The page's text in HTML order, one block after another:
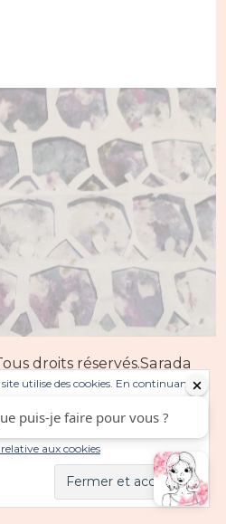
droits réservés.Sarada
Blossom Themes. Propulsé
de confidentialité
utilise des cookies. En continuant à
leur utilisation.
sur la façon de contrôler les
aux cookies